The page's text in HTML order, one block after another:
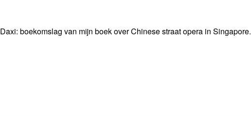
Daxi: boekomslag van mijn boek over Chinese straat opera in Singapore.